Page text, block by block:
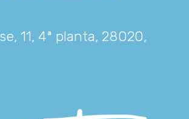
11, 4ª planta, 28020,